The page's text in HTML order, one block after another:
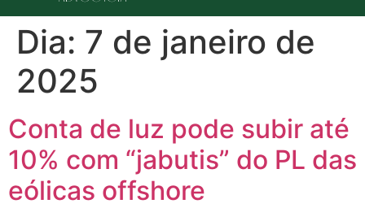
Dia: 7 de janeiro de
2025
Conta de luz pode subir até
10% com “jabutis” do PL das
eólicas offshore